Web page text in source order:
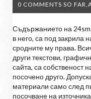
0 COMMENTS SO
Съдържанието на
в него, са под закрила
сродните му права.
други текстови,
сайта, са собственост
посочено друго.
материали само след
посочване на